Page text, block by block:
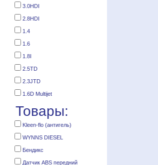
3.0HDI
2.8HDI
1.4
1.6
1.8I
2.5TD
2.3JTD
1.6D Multijet
Товары:
Kleen-flo (антигель)
WYNNS DIESEL
Бендикс
Датчик ABS передний